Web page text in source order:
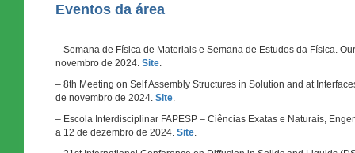
Eventos da área
– Semana de Física de Materiais e Semana de Estudos da Física.
novembro de 2024. Site.
– 8th Meeting on Self Assembly Structures in Solution and at
de novembro de 2024. Site.
– Escola Interdisciplinar FAPESP – Ciências Exatas e Naturais,
a 12 de dezembro de 2024. Site.